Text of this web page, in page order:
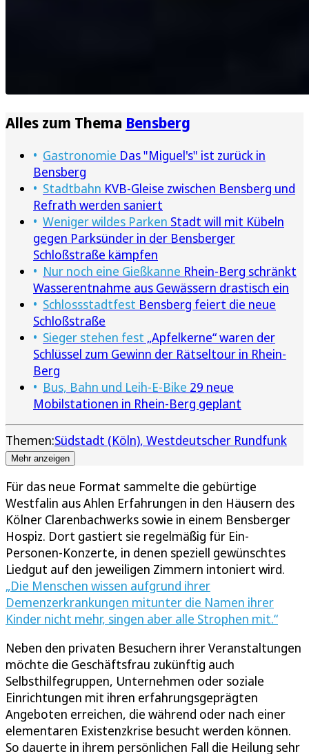
Alles zum Thema Bensberg
Gastronomie Das "Miguel's" ist zurück in
Bensberg
Stadtbahn KVB-Gleise zwischen Bensberg und
Refrath werden saniert
Weniger wildes Parken Stadt will mit Kübeln
gegen Parksünder in der Bensberger
Schloßstraße kämpfen
Nur noch eine Gießkanne Rhein-Berg schränkt
Wasserentnahme aus Gewässern drastisch ein
Schlossstadtfest Bensberg feiert die neue
Schloßstraße
Sieger stehen fest „Apfelkerne“ waren der
Schlüssel zum Gewinn der Rätseltour in Rhein-
Berg
Bus, Bahn und Leih-E-Bike 29 neue
Mobilstationen in Rhein-Berg geplant
Themen:Südstadt (Köln) Westdeutscher Rundfunk
Mehr anzeigen
Für das neue Format sammelte die gebürtige
Westfalin aus Ahlen Erfahrungen in den Häusern des
Kölner Clarenbachwerks sowie in einem Bensberger
Hospiz. Dort gastiert sie regelmäßig für Ein-
Personen-Konzerte, in denen speziell gewünschtes
Liedgut auf den jeweiligen Zimmern intoniert wird.
„Die Menschen wissen aufgrund ihrer
Demenzerkrankungen mitunter die Namen ihrer
Kinder nicht mehr, singen aber alle Strophen mit.“
Neben den privaten Besuchern ihrer Veranstaltungen
möchte die Geschäftsfrau zukünftig auch
Selbsthilfegruppen, Unternehmen oder soziale
Einrichtungen mit ihren erfahrungsgeprägten
Angeboten erreichen, die während oder nach einer
elementaren Existenzkrise besucht werden können.
So dauerte in ihrem persönlichen Fall die Heilung sehr